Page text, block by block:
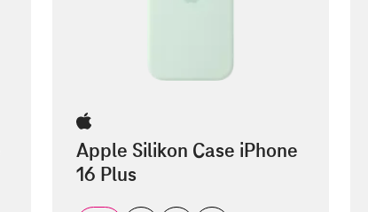
Apple Silikon Case iPhone
16 Plus